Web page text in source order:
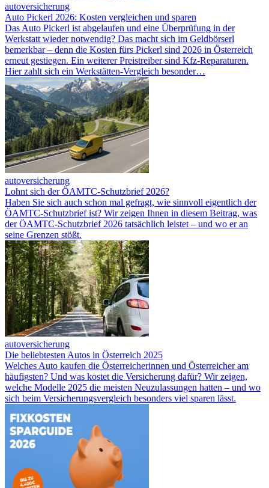
autoversicherung
Auto Pickerl 2026: Kosten vergleichen und sparen
Das Auto Pickerl ist abgelaufen und eine Überprüfung in der
Werkstatt wieder notwendig? Das macht sich im Geldbörserl
bemerkbar – denn die Kosten fürs Pickerl sind 2026 in Österreich
erneut gestiegen. Ein weiterer Preistreiber sind Kfz-Reparaturen.
Hier zahlt sich ein Werkstätten-Vergleich besonder…
autoversicherung
Lohnt sich der ÖAMTC-Schutzbrief 2026?
Haben Sie sich auch schon mal gefragt, wie sinnvoll eigentlich der
ÖAMTC-Schutzbrief ist? Wir zeigen Ihnen in diesem Beitrag, was
der ÖAMTC-Schutzbrief 2026 tatsächlich leistet – und wo er an
seine Grenzen stößt.
autoversicherung
Die beliebtesten Autos in Österreich 2025
Welches Auto kaufen die Österreicherinnen und Österreicher am
häufigsten? Und was kostet die Versicherung dafür? Wir zeigen,
welche Modelle 2025 die meisten Neuzulassungen hatten – und wo
sich beim Versicherungsvergleich besonders viel sparen lässt.